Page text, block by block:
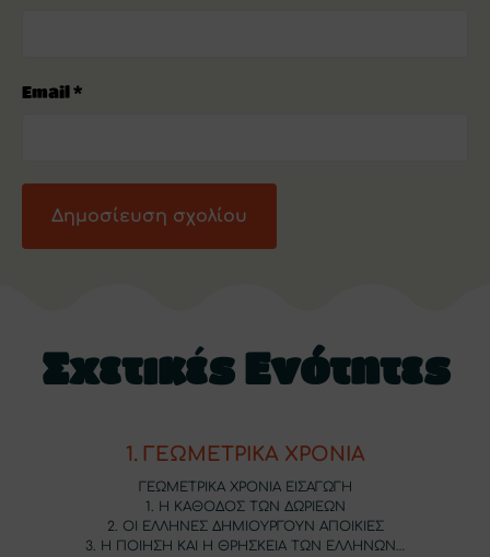
Email *
Σχετικές Ενότητες
1. ΓΕΩΜΕΤΡΙΚΑ ΧΡΟΝΙΑ
ΓΕΩΜΕΤΡΙΚΑ ΧΡΟΝΙΑ ΕΙΣΑΓΩΓΗ
1. Η ΚΑΘΟΔΟΣ ΤΩΝ ΔΩΡΙΕΩΝ
2. ΟΙ ΕΛΛΗΝΕΣ ΔΗΜΙΟΥΡΓΟΥΝ ΑΠΟΙΚΙΕΣ
3. Η ΠΟΙΗΣΗ ΚΑΙ Η ΘΡΗΣΚΕΙΑ ΤΩΝ ΕΛΛΗΝΩΝ…